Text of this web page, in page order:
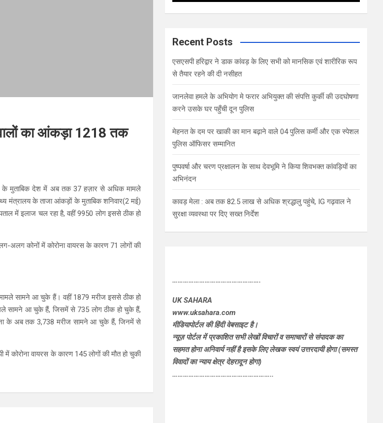
का आंकड़ा 1218 तक
के मुताबिक देश में अब तक 37 हज़ार से अधिक मामले
मंत्रालय के ताजा आंकड़ों के मुताबिक शनिवार(2 मई)
में इलाज चल रहा है, वहीं 9950 लोग इससे ठीक हो
कोनों में कोरोना वायरस के कारण 71 लोगों की
मामले सामने आ चुके हैं। वहीं 1879 मरीज इससे ठीक हो
सामने आ चुके हैं, जिसमें से 735 लोग ठीक हो चुके हैं,
के अब तक 3,738 मरीज सामने आ चुके हैं, जिनमें से
वायरस के कारण 145 लोगों की मौत हो चुकी
Recent Posts
एसएसपी हरिद्वार ने डाक कांवड़ के लिए सभी को मानसिक एवं शारीरिक रूप
से तैयार रहने की दी नसीहत
जानलेवा हमले के अभियोग मे फरार अभियुक्त की संपत्ति कुर्की की उदघोषणा
करने उसके घर पहुँची दून पुलिस
मेहनत के दम पर खाकी का मान बढ़ाने वाले 04 पुलिस कर्मी और एक स्पेशल
पुलिस ऑफिसर सम्मानित
पुष्पवर्षा और चरण प्रक्षालन के साथ देवभूमि ने किया शिवभक्त कांवड़ियों का
अभिनंदन
कावड़ मेला : अब तक 82.5 लाख से अधिक श्रद्धालु पहुंचे, IG गढ़वाल ने
सुरक्षा व्यवस्था पर दिए सख्त निर्देश
………………………………………….
UK SAHARA
www.uksahara.com
मीडियापोर्टल की हिंदी वेबसाइट है।
न्यूज़ पोर्टल में प्रकाशित सभी लेखों विचारों व समाचारों से संपादक का
सहमत होना अनिवार्य नहीं है इसके लिए लेखक स्वयं उत्तरदायी होगा (समस्त
विवादों का न्याय क्षेत्र देहरादून होगा)
………………………………………………..